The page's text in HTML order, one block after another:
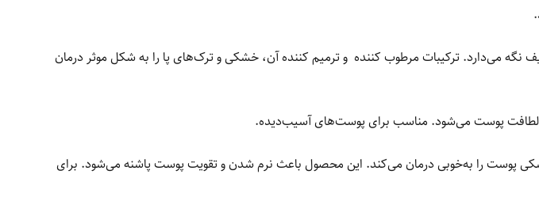
نگه می‌دارد. ترکیبات مرطوب کننده و ترمیم کننده آن، خشکی و ترک‌های پا را به شکل موثر درمان
لطافت پوست می‌شود. مناسب برای پوست‌های آسیب‌دیده.
پوست را به‌خوبی درمان می‌کند. این محصول باعث نرم شدن و تقویت پوست پاشنه می‌شود. برای